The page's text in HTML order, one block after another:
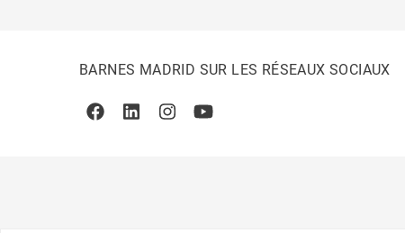
BARNES MADRID SUR LES RÉSEAUX SOCIAUX
FacebookLinkedinInstagramYoutube